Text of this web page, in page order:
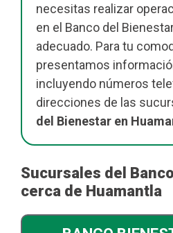
necesitas realizar
en el Banco del
adecuado. Para tu
presentamos
incluyendo números
direcciones de las
del Bienestar en
Sucursales del
cerca de Huamantla